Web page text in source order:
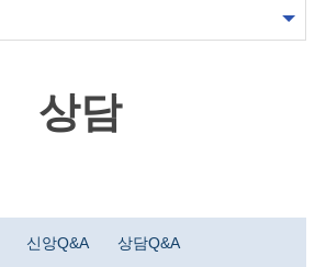
상담
신앙Q&A 상담Q&A